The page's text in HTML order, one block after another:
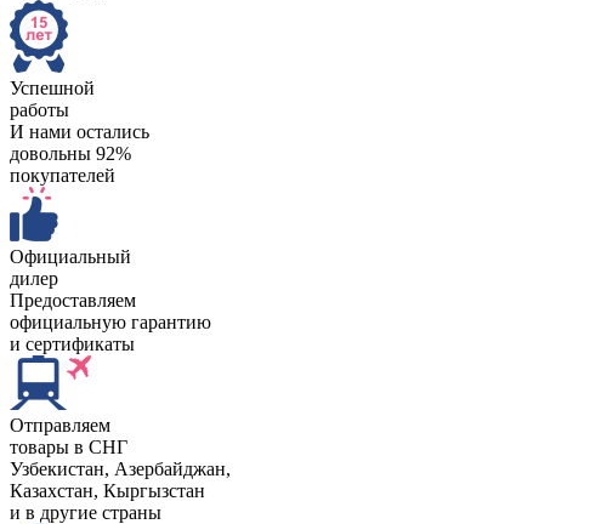
Успешной
работы
И нами остались
довольны 92%
покупателей
Официальный
дилер
Предоставляем
официальную гарантию
и сертификаты
Отправляем
товары в СНГ
Узбекистан, Aзербайджан,
Казахстан, Кыргызстан
и в другие страны